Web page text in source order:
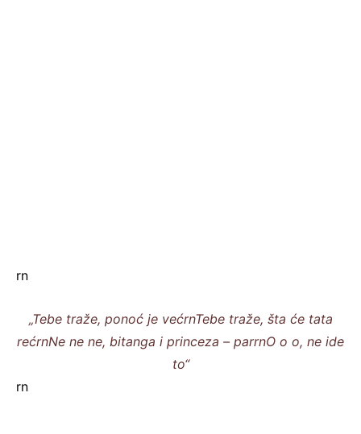
rn
„Tebe traže, ponoć je većrnTebe traže, šta će tata
rećrnNe ne ne, bitanga i princeza – parrnO o o, ne ide
to“
rn